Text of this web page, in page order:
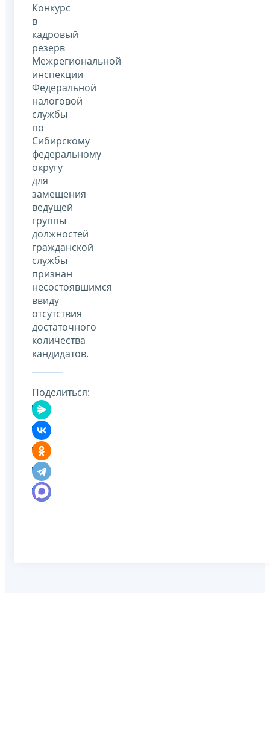
Конкурс
в
кадровый
резерв
Межрегиональной
инспекции
Федеральной
налоговой
службы
по
Сибирскому
федеральному
округу
для
замещения
ведущей
группы
должностей
гражданской
службы
признан
несостоявшимся
ввиду
отсутствия
достаточного
количества
кандидатов.
Поделиться: